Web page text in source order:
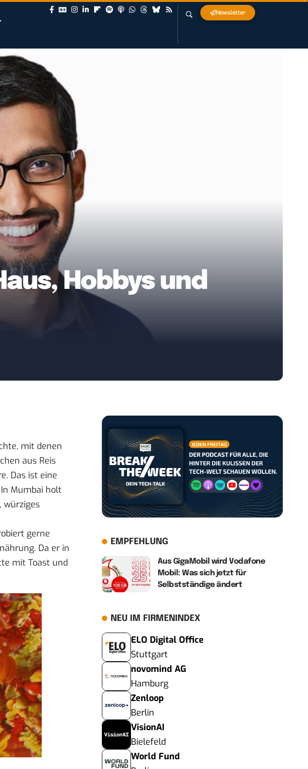
Newsletter
Hobbys und
, mit denen
aus Reis
Das ist eine
Mumbai holt
würziges
gerne
Da er in
mit Toast und
EMPFEHLUNG
Aus GigaMobil wird Vodafone
Mobil: Was sich jetzt für
Selbstständige ändert
NEU IM FIRMENINDEX
ELO Digital Office
Stuttgart
novomind AG
Hamburg
Zenloop
Berlin
VisionAI
Bielefeld
World Fund